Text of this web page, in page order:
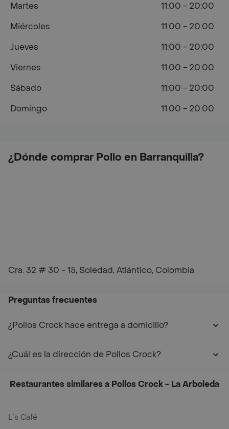
¿Dónde comprar Pollo en Barranquilla?
Cra. 32 # 30 - 15, Soledad, Atlántico, Colombia
Martes
11:00 - 20:00
Miércoles
11:00 - 20:00
Jueves
11:00 - 20:00
Viernes
11:00 - 20:00
Sábado
11:00 - 20:00
Domingo
11:00 - 20:00
Preguntas frecuentes
¿Pollos Crock hace entrega a domicilio?
¿Cuál es la dirección de Pollos Crock?
Restaurantes similares a Pollos Crock - La Arboleda
L´s Café